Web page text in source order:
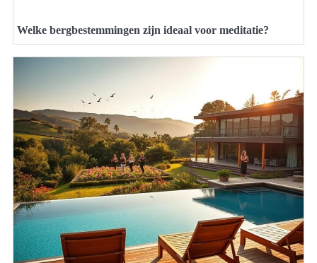
Welke bergbestemmingen zijn ideaal voor meditatie?